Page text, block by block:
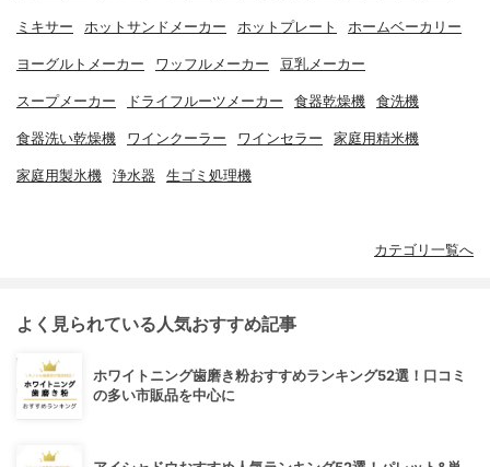
ミキサー ホットサンドメーカー ホットプレート ホームベーカリー
ヨーグルトメーカー ワッフルメーカー 豆乳メーカー
スープメーカー ドライフルーツメーカー 食器乾燥機 食洗機
食器洗い乾燥機 ワインクーラー ワインセラー 家庭用精米機
家庭用製氷機 浄水器 生ゴミ処理機
カテゴリ一覧へ
よく見られている人気おすすめ記事
ホワイトニング歯磨き粉おすすめランキング52選！口コミ
の多い市販品を中心に